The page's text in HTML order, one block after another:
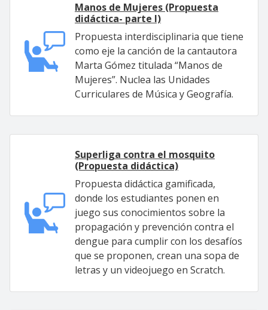
Manos de Mujeres (Propuesta
didáctica- parte I)
Propuesta interdisciplinaria que tiene
como eje la canción de la cantautora
Marta Gómez titulada “Manos de
Mujeres”. Nuclea las Unidades
Curriculares de Música y Geografía.
Superliga contra el mosquito
(Propuesta didáctica)
Propuesta didáctica gamificada,
donde los estudiantes ponen en
juego sus conocimientos sobre la
propagación y prevención contra el
dengue para cumplir con los desafíos
que se proponen, crean una sopa de
letras y un videojuego en Scratch.